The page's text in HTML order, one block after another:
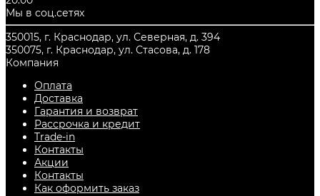
Мы в соц.сетях
350015, г. Краснодар, ул. Северная, д. 394
350075, г. Краснодар, ул. Стасова, д. 178
Компания
Оплата
Доставка
Гарантия и возврат
Рассрочка и кредит
Trade-in
Контакты
Акции
Контакты
Как оформить заказ